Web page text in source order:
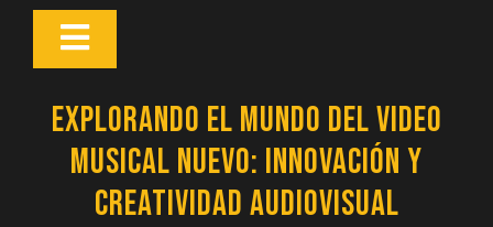
Botón
Explorando el Mundo del Video
Musical Nuevo: Innovación y
Creatividad Audiovisual